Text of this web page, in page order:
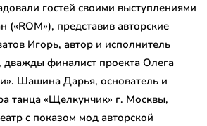
гостей своими выступлениями
(«ROM»), представив авторские
Игорь, автор и исполнитель
дважды финалист проекта Олега
Шашина Дарья, основатель и
танца «Щелкунчик» г. Москвы,
с показом мод авторской